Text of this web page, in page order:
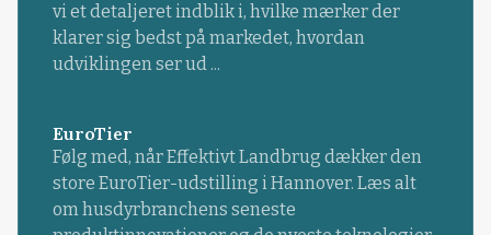
vi et detaljeret indblik i, hvilke mærker der
klarer sig bedst på markedet, hvordan
udviklingen ser ud ...
EuroTier
Følg med, når Effektivt Landbrug dækker den
store EuroTier-udstilling i Hannover. Læs alt
om husdyrbranchens seneste